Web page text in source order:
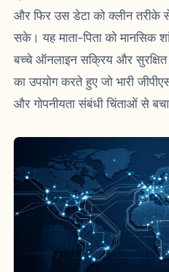
और फिर उस डेटा को क्लीन
सके। यह माता-पिता को मानसिक
बच्चे ऑनलाइन सक्रिय और सुरक्षित
का उपयोग करते हुए जो भारी
और गोपनीयता संबंधी चिंताओं से